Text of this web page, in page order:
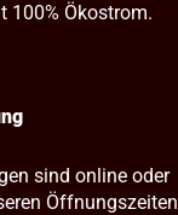
100% Ökostrom.
sind online oder
Öffnungszeiten